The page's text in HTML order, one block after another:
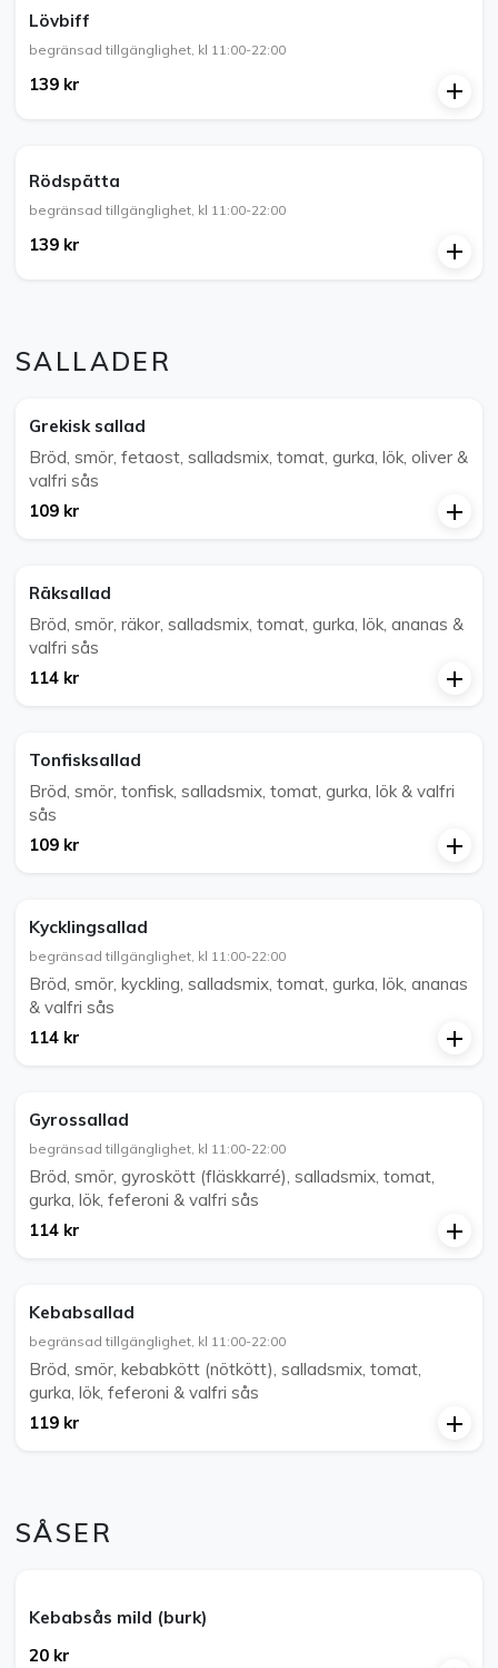
Lövbiff
begränsad tillgänglighet, kl 11:00-22:00
139 kr
Rödspätta
begränsad tillgänglighet, kl 11:00-22:00
139 kr
SALLADER
Grekisk sallad
Bröd, smör, fetaost, salladsmix, tomat, gurka, lök, oliver &
valfri sås
109 kr
Räksallad
Bröd, smör, räkor, salladsmix, tomat, gurka, lök, ananas &
valfri sås
114 kr
Tonfisksallad
Bröd, smör, tonfisk, salladsmix, tomat, gurka, lök & valfri
sås
109 kr
Kycklingsallad
begränsad tillgänglighet, kl 11:00-22:00
Bröd, smör, kyckling, salladsmix, tomat, gurka, lök, ananas
& valfri sås
114 kr
Gyrossallad
begränsad tillgänglighet, kl 11:00-22:00
Bröd, smör, gyroskött (fläskkarré), salladsmix, tomat,
gurka, lök, feferoni & valfri sås
114 kr
Kebabsallad
begränsad tillgänglighet, kl 11:00-22:00
Bröd, smör, kebabkött (nötkött), salladsmix, tomat,
gurka, lök, feferoni & valfri sås
119 kr
SÅSER
Kebabsås mild (burk)
20 kr